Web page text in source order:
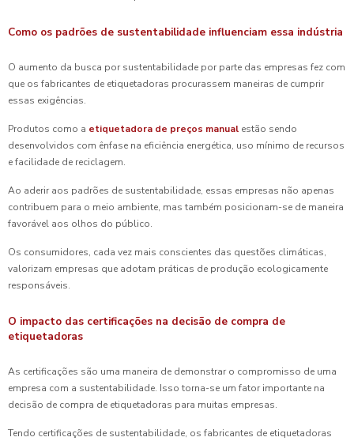
Como os padrões de sustentabilidade influenciam essa indústria
O aumento da busca por sustentabilidade por parte das empresas fez com
que os fabricantes de etiquetadoras procurassem maneiras de cumprir
essas exigências.
Produtos como a etiquetadora de preços manual estão sendo
desenvolvidos com ênfase na eficiência energética, uso mínimo de recursos
e facilidade de reciclagem.
Ao aderir aos padrões de sustentabilidade, essas empresas não apenas
contribuem para o meio ambiente, mas também posicionam-se de maneira
favorável aos olhos do público.
Os consumidores, cada vez mais conscientes das questões climáticas,
valorizam empresas que adotam práticas de produção ecologicamente
responsáveis.
O impacto das certificações na decisão de compra de
etiquetadoras
As certificações são uma maneira de demonstrar o compromisso de uma
empresa com a sustentabilidade. Isso torna-se um fator importante na
decisão de compra de etiquetadoras para muitas empresas.
Tendo certificações de sustentabilidade, os fabricantes de etiquetadoras